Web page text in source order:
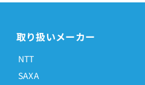
取り扱いメーカー
NTT
SAXA